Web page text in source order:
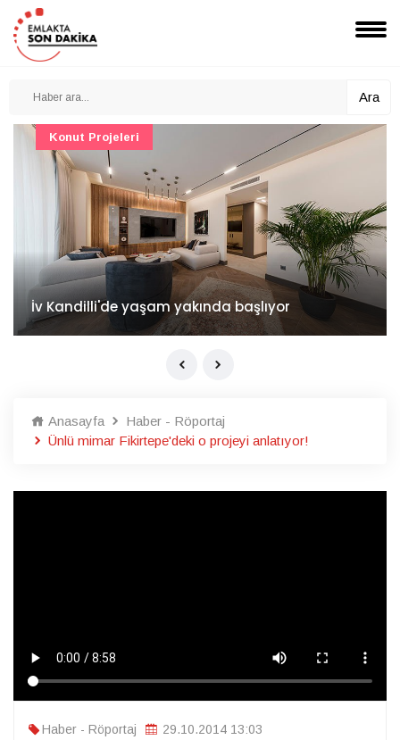
Ara
İv Kandilli'de yaşam yakında başlıyor
Konut Projeleri
Anasayfa
Haber - Röportaj
Ünlü mimar Fikirtepe'deki o projeyi anlatıyor!
Haber - Röportaj
29.10.2014 13:03